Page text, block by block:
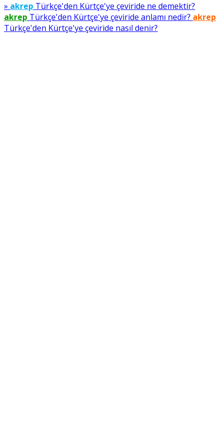
» akrep Türkçe'den Kürtçe'ye çeviride ne demektir?
akrep Türkçe'den Kürtçe'ye çeviride anlamı nedir? akrep
Türkçe'den Kürtçe'ye çeviride nasıl denir?